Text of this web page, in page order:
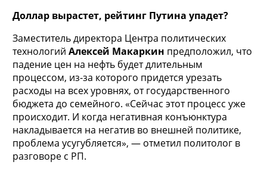
Доллар вырастет, рейтинг Путина упадет?
Заместитель директора Центра политических
технологий Алексей Макаркин предположил, что
падение цен на нефть будет длительным
процессом, из-за которого придется урезать
расходы на всех уровнях, от государственного
бюджета до семейного. «Сейчас этот процесс уже
происходит. И когда негативная конъюнктура
накладывается на негатив во внешней политике,
проблема усугубляется», — отметил политолог в
разговоре с РП.